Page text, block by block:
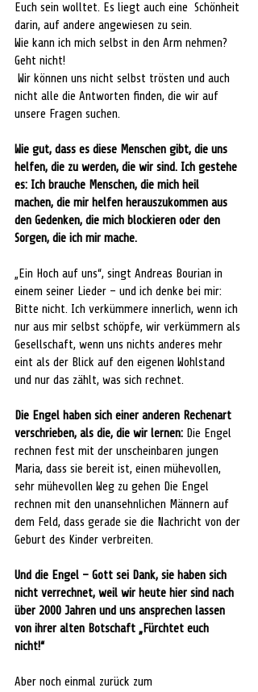
Euch sein wolltet. Es liegt auch eine  Schönheit
darin, auf andere angewiesen zu sein.
Wie kann ich mich selbst in den Arm nehmen?
Geht nicht!
nicht alle die Antworten finden, die wir auf
unsere Fragen suchen.
Wie gut, dass es diese Menschen gibt, die uns
helfen, die zu werden, die wir sind. Ich gestehe
es: Ich brauche Menschen, die mich heil
machen, die mir helfen herauszukommen aus
den Gedenken, die mich blockieren oder den
Sorgen, die ich mir mache.
„Ein Hoch auf uns“, singt Andreas Bourian in
einem seiner Lieder – und ich denke bei mir:
Bitte nicht. Ich verkümmere innerlich, wenn ich
nur aus mir selbst schöpfe, wir verkümmern als
Gesellschaft, wenn uns nichts anderes mehr
eint als der Blick auf den eigenen Wohlstand
und nur das zählt, was sich rechnet.
Die Engel haben sich einer anderen Rechenart
verschrieben, als die, die wir lernen: Die Engel
rechnen fest mit der unscheinbaren jungen
Maria, dass sie bereit ist, einen mühevollen,
sehr mühevollen Weg zu gehen Die Engel
rechnen mit den unansehnlichen Männern auf
dem Feld, dass gerade sie die Nachricht von der
Geburt des Kinder verbreiten.
Und die Engel – Gott sei Dank, sie haben sich
nicht verrechnet, weil wir heute hier sind nach
über 2000 Jahren und uns ansprechen lassen
von ihrer alten Botschaft „Fürchtet euch
nicht!“
Aber noch einmal zurück zum